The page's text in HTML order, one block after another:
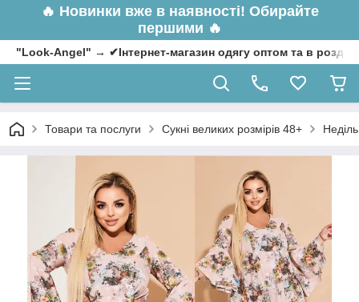
🔥 Новинки вже в наявності! Обирайте
першими 🔥
"Look-Angel" → ✔Інтернет-магазин одягу оптом та в
Товари та послуги Сукні великих розмірів 48+